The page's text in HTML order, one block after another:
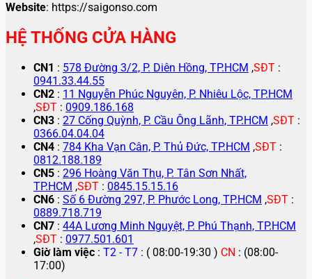
Website: https://saigonso.com
HỆ THỐNG CỬA HÀNG
CN1 : 578 Đường 3/2, P. Diên Hồng, TP.HCM ,SĐT :
0941.33.44.55
CN2 : 11 Nguyễn Phúc Nguyên, P. Nhiêu Lộc, TP.HCM
,SĐT : 0909.186.168
CN3 : 27 Cống Quỳnh, P. Cầu Ông Lãnh, TP.HCM ,SĐT :
0366.04.04.04
CN4 : 784 Kha Vạn Cân, P. Thủ Đức, TP.HCM ,SĐT :
0812.188.189
CN5 : 296 Hoàng Văn Thụ, P. Tân Sơn Nhất,
TP.HCM ,SĐT : 0845.15.15.16
CN6 : Số 6 Đường 297, P. Phước Long, TP.HCM ,SĐT :
0889.718.719
CN7 : 44A Lương Minh Nguyệt, P. Phú Thạnh, TP.HCM
,SĐT : 0977.501.601
Giờ làm việc : T2 - T7 : ( 08:00-19:30 ) CN : (08:00-
17:00)